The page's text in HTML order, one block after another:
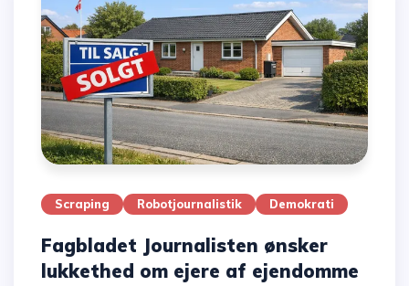
Scraping Robotjournalistik Demokrati
Fagbladet Journalisten ønsker
lukkethed om ejere af ejendomme